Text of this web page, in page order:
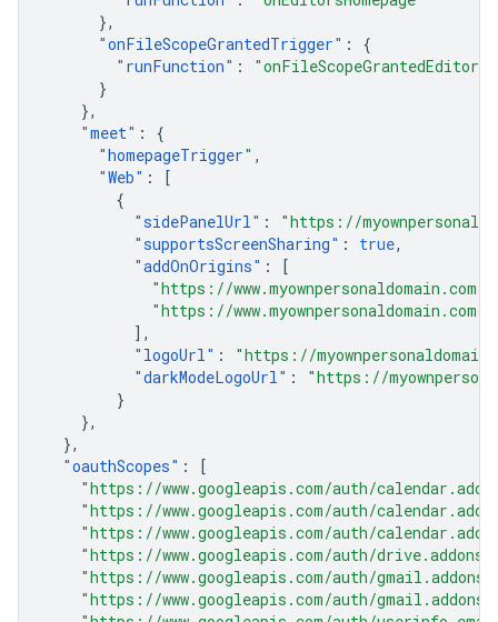
},
"onFileScopeGrantedTrigger" :
{
" runFunction" :
"onFileScopeGrantedEditors"
}
},
"meet" :
{
"homepageTrigger" ,
"Web" :
[
{
"sidePanelUrl" :
"https://
"supportsScreenSharing" : true,
"addOnOrigins" :
[
"https://www.myownpersonaldomain.com"
"https://
],
" logoUrl" :
"https://
"darkModeLogoUrl" :
"https://
}
},
},
"oauthScopes" :
[
"https://www.googleapis.com/auth/
"https://www.googleapis.com/auth/
"https://www.googleapis.com/auth/
"https://www.googleapis.com/auth/
"https://www.googleapis.com/auth/
"https://www.googleapis.com/auth/